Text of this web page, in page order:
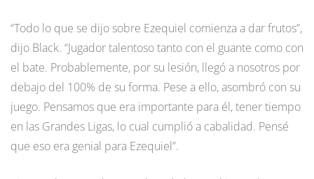
“Todo lo que se dijo sobre Ezequiel comienza a dar frutos”,
dijo Black. “Jugador talentoso tanto con el guante como con
el bate. Probablemente, por su lesión, llegó a nosotros por
debajo del 100% de su forma. Pese a ello, asombró con su
juego. Pensamos que era importante para él, tener tiempo
en las Grandes Ligas, lo cual cumplió a cabalidad. Pensé
que eso era genial para Ezequiel”.